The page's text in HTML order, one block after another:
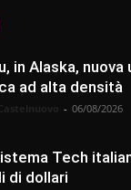
in Alaska, nuova
ad alta densità
- 06/08/2026
Tech
di dollari